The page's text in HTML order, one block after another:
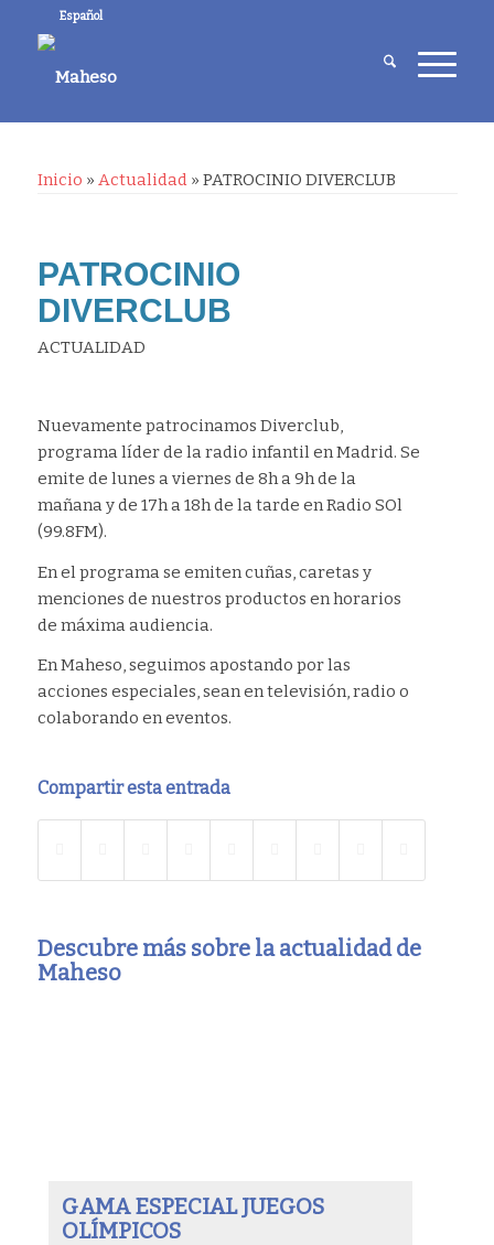
Español
Inicio » Actualidad» PATROCINIO DIVERCLUB
PATROCINIO
DIVERCLUB
ACTUALIDAD
Nuevamente patrocinamos Diverclub,
programa líder de la radio infantil en Madrid. Se
emite de lunes a viernes de 8h a 9h de la
mañana y de 17h a 18h de la tarde en Radio SOl
(99.8FM).
En el programa se emiten cuñas, caretas y
menciones de nuestros productos en horarios
de máxima audiencia.
En Maheso, seguimos apostando por las
acciones especiales, sean en televisión, radio o
colaborando en eventos.
Compartir esta entrada
Descubre más sobre la actualidad de
Maheso
GAMA ESPECIAL JUEGOS
OLÍMPICOS